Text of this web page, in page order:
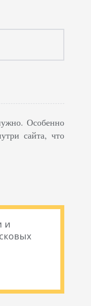
Особенно
сайта, что
и